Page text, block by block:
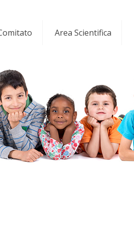
Area Scientifica